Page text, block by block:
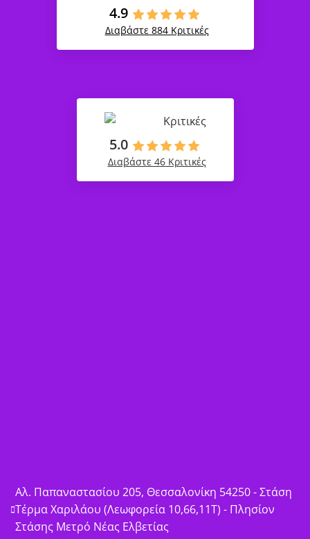
4.9
Διαβάστε 884 Κριτικές
Κριτικές
5.0
Διαβάστε 46 Κριτικές
Αλ. Παπαναστασίου 205, Θεσσαλονίκη 54250 - Στάση
Τέρμα Χαριλάου (Λεωφορεία 10,66,11Τ) - Πλησίον
Στάσης Μετρό Νέας Ελβετίας